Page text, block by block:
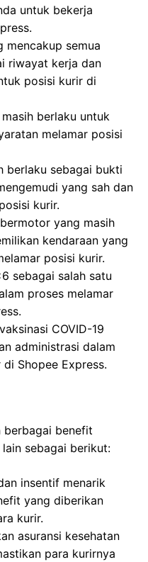
untuk bekerja
mencakup semua
riwayat kerja dan
posisi kurir di
berlaku untuk
melamar posisi
berlaku sebagai bukti
yang sah dan
kurir.
yang masih
kendaraan yang
posisi kurir.
sebagai salah satu
proses melamar
COVID-19
administrasi dalam
Shopee Express.
berbagai benefit
sebagai berikut:
insentif menarik
yang diberikan
kurir.
asuransi kesehatan
para kurirnya